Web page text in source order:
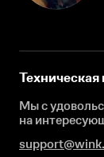
Мы с
на